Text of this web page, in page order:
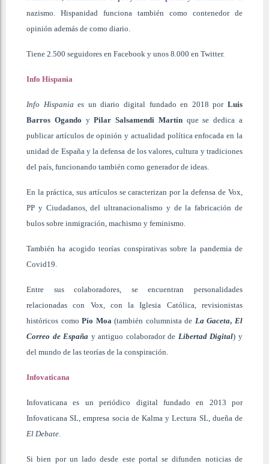
nazismo. Hispanidad funciona también como contenedor de
opinión además de como diario.
Tiene 2.500 seguidores en Facebook y unos 8.000 en Twitter.
Info Hispania
Info Hispania es un diario digital fundado en 2018 porLuis
Barros Ogando yPilar Salsamendi Martínque se dedica a
publicar artículos de opinión y actualidad política enfocada en la
unidad de España y la defensa de los valores, cultura y tradiciones
del país, funcionando también como generador de ideas.
En la práctica, sus artículos se caracterizan por la defensa de Vox,
PP y Ciudadanos, del ultranacionalismo y de la fabricación de
bulos sobre inmigración, machismo y feminismo.
También ha acogido teorías conspirativas sobre la pandemia de
Covid19.
Entre sus colaboradores, se encuentran personalidades
relacionadas con Vox, con la Iglesia Católica, revisionistas
históricos comoPío Moa (también columnista de La Gaceta, El
Correo de España y antiguo colaborador de Libertad Digital) y
del mundo de las teorías de la conspiración.
Infovaticana
Infovaticana es un periódico digital fundado en 2013 por
Infovaticana SL, empresa socia de Kalma y Lectura SL, dueña de
El Debate
Si bien por un lado desde este portal se difunden noticias de